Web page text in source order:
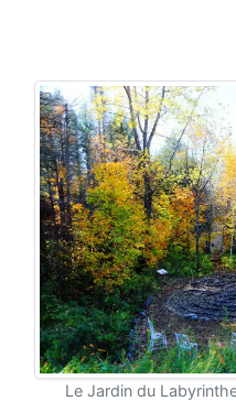
À la découverte des
Le Jardin du